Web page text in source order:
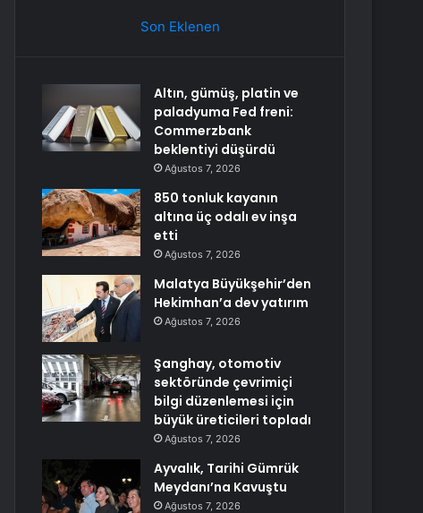
Son Eklenen
Altın, gümüş, platin ve
paladyuma Fed freni:
Commerzbank
beklentiyi düşürdü
Ağustos 7, 2026
850 tonluk kayanın
altına üç odalı ev inşa
etti
Ağustos 7, 2026
Malatya Büyükşehir’den
Hekimhan’a dev yatırım
Ağustos 7, 2026
Şanghay, otomotiv
sektöründe çevrimiçi
bilgi düzenlemesi için
büyük üreticileri topladı
Ağustos 7, 2026
Ayvalık, Tarihi Gümrük
Meydanı’na Kavuştu
Ağustos 7, 2026